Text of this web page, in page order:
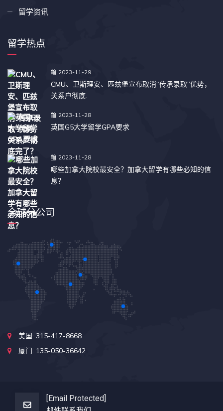
留学资讯
留学热点
2023-11-29
CMU、卫斯理安、匹兹堡宣布取消“传承录取”优势，
关系户彻底.
2023-11-28
英国G5大学留学GPA要求
2023-11-28
哪些加拿大院校最安全？加拿大留学有哪些必知的信
息？
全球分公司
美国: 315-417-8668
厦门: 135-050-36642
[email Protected]